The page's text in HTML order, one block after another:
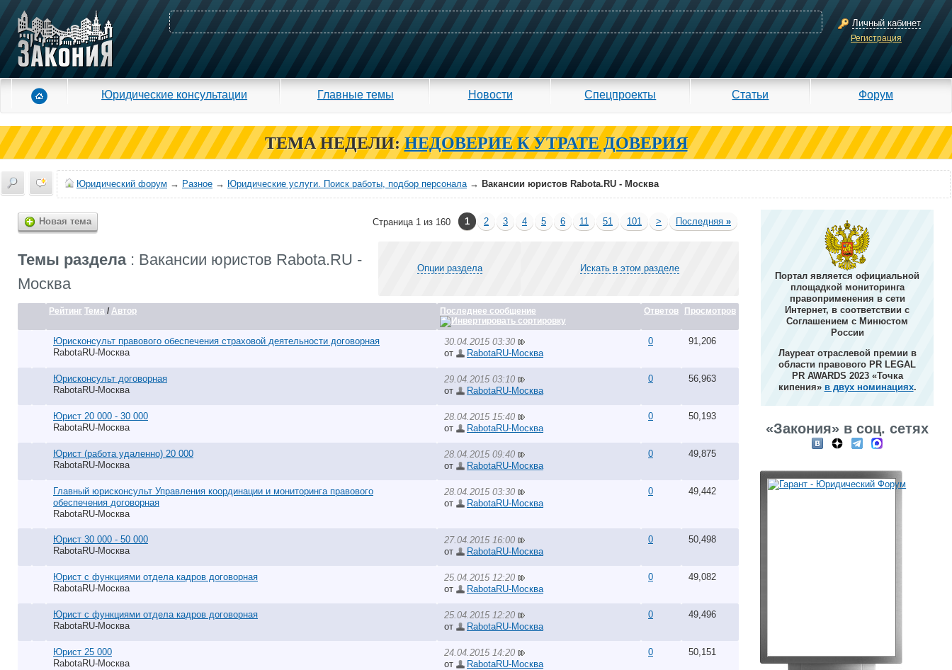
Личный кабинет
Регистрация
Юридические консультации Главные темы Новости Спецпроекты Статьи Форум
ТЕМА НЕДЕЛИ: НЕДОВЕРИЕ К УТРАТЕ ДОВЕРИЯ
Юридический форум → Разное → Юридические услуги. Поиск работы, подбор персонала→ Вакансии юристов Rabota.RU - Москва
Новая тема Страница 1 из 160 1 2 3 4 5 6 11 51 101 > Последняя »
Темы раздела: Вакансии юристов Rabota.RU -
Москва
Опции раздела Искать в этом разделе
Рейтинг Тема / Автор Последнее сообщение Ответов Просмотров
Юрисконсульт правового обеспечения страховой деятельности договорная
RabotaRU-Москва
30.04.2015 03:30
от
RabotaRU-Москва
0 91,206
Юрисконсульт договорная
RabotaRU-Москва
29.04.2015 03:10
от
RabotaRU-Москва
0 56,963
Юрист 20 000 - 30 000
RabotaRU-Москва
28.04.2015 15:40
от
RabotaRU-Москва
0 50,193
Юрист (работа удаленно) 20 000
RabotaRU-Москва
28.04.2015 09:40
от
RabotaRU-Москва
0 49,875
Главный юрисконсульт Управления координации и мониторинга правового
обеспечения договорная
RabotaRU-Москва
28.04.2015 03:30
от
RabotaRU-Москва
0 49,442
Юрист 30 000 - 50 000
RabotaRU-Москва
27.04.2015 16:00
от
RabotaRU-Москва
0 50,498
Юрист с функциями отдела кадров договорная
RabotaRU-Москва
25.04.2015 12:20
от
RabotaRU-Москва
0 49,082
Юрист с функциями отдела кадров договорная
RabotaRU-Москва
25.04.2015 12:20
от
RabotaRU-Москва
0 49,496
Юрист 25 000
RabotaRU-Москва
24.04.2015 14:20
от
RabotaRU-Москва
0 50,151
Портал является официальной
площадкой мониторинга
правоприменения в сети
Интернет, в соответствии с
Соглашением с Минюстом
России
Лауреат отраслевой премии в
области правового PR LEGAL
PR AWARDS 2023 «Точка
кипения» в двух номинациях.
«Закония» в соц. сетях